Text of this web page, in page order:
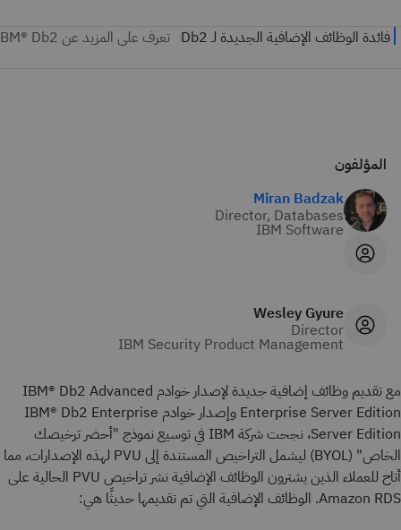
المؤلفون
Miran Badzak
Director, Databases
IBM Software
Wesley Gyure
Director
IBM Security Product Management
مع تقديم وظائف إضافية جديدة لإصدار خوادم IBM® Db2 Advanced
Enterprise Server Edition وإصدار خوادم IBM® Db2 Enterprise
Server Edition، نجحت شركة IBM في توسيع نموذج "أحضر ترخيصك
الخاص" (BYOL) ليشمل التراخيص المستندة إلى PVU لهذه الإصدارات، مما
أتاح للعملاء الذين يشترون الوظائف الإضافية نشر تراخيص PVU الحالية على
Amazon RDS. الوظائف الإضافية التي تم تقديمها حديثًا هي: